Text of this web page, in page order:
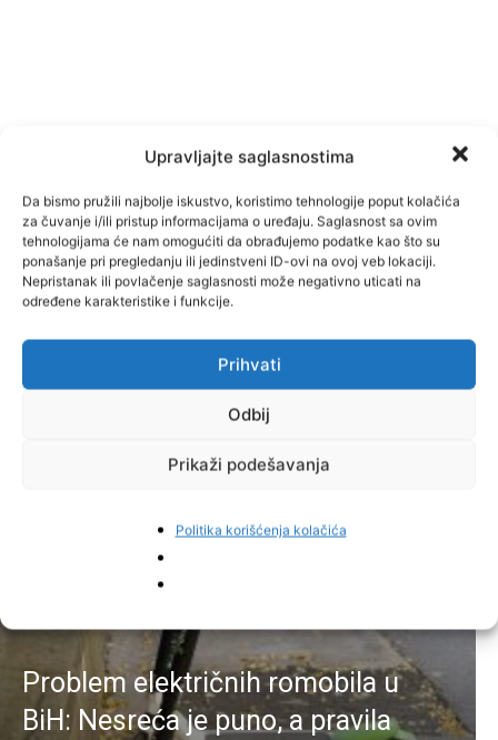
Upravljajte saglasnostima
Da bismo pružili najbolje iskustvo, koristimo tehnologije poput kolačića
za čuvanje i/ili pristup informacijama o uređaju. Saglasnost sa ovim
tehnologijama će nam omogućiti da obrađujemo podatke kao što su
ponašanje pri pregledanju ili jedinstveni ID-ovi na ovoj veb lokaciji.
Nepristanak ili povlačenje saglasnosti može negativno uticati na
određene karakteristike i funkcije.
Prihvati
Odbij
Prikaži podešavanja
Politika korišćenja kolačića
Najnovije vijesti
Problem električnih romobila u
BiH: Nesreća je puno, a pravila